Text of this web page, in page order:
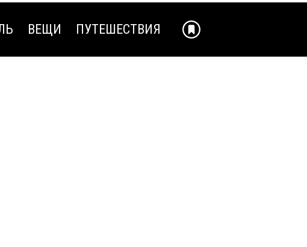
ВЕЩИ ПУТЕШЕСТВИЯ